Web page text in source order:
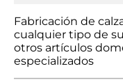
Fabricación de
cualquier tipo de
otros artículos
especializados